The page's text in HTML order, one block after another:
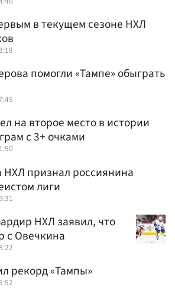
в текущем сезоне НХЛ
помогли «Тампе» обыграть
на второе место в истории
с 3+ очками
НХЛ признал россиянина
лиги
НХЛ заявил, что
с Овечкина
рекорд «Тампы»